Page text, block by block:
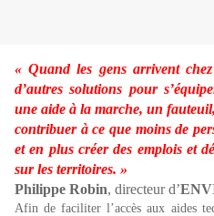
« Quand les gens arrivent
d’autres solutions pour
une aide à la marche, un
contribuer à ce que moins de
et en plus créer des emplois et
sur les territoires. »
Philippe Robin, directeur d’
Afin de faciliter l’accès aux aides